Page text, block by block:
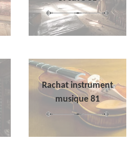
Rachat instrument
musique 81